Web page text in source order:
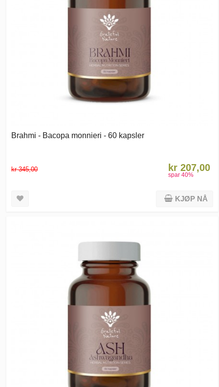
Brahmi - Bacopa monnieri - 60 kapsler
kr 345,00 kr 207,00
spar 40%
KJØP NÅ